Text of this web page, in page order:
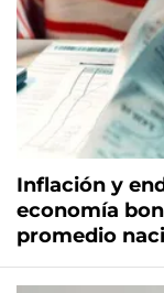
Inflación y
economía
promedio